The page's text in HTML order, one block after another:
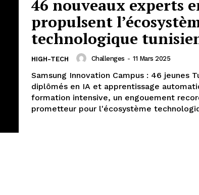
46 nouveaux experts
propulsent
technologique
HIGH-TECH Challenges - 11 Mars 2025
Samsung Innovation Campus : 46 jeunes
diplômés en IA et apprentissage
formation intensive, un engouement
prometteur pour l'écosystème